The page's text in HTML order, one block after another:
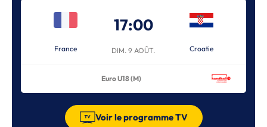
France
17:00
DIM. 9 AOÛT. Croatie
Euro U18 (M)
Voir le programme TV